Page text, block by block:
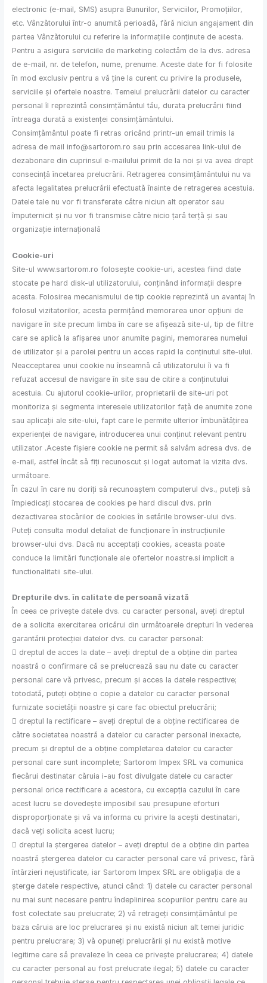
electronic (e-mail, SMS) asupra Bunurilor, Serviciilor, Promoțiilor,
etc. Vânzătorului într-o anumită perioadă, fără niciun angajament din
partea Vânzătorului cu referire la informațiile conținute de acesta.
Pentru a asigura serviciile de marketing colectăm de la dvs. adresa
de e-mail, nr. de telefon, nume, prenume. Aceste date for fi folosite
în mod exclusiv pentru a vă ține la curent cu privire la produsele,
serviciile și ofertele noastre. Temeiul prelucrării datelor cu caracter
personal îl reprezintă consimțământul tău, durata prelucrării fiind
întreaga durată a existenței consimțământului.
Consimțământul poate fi retras oricând printr-un email trimis la
adresa de mail info@sartorom.ro sau prin accesarea link-ului de
dezabonare din cuprinsul e-mailului primit de la noi și va avea drept
consecință încetarea prelucrării. Retragerea consimțământului nu va
afecta legalitatea prelucrării efectuată înainte de retragerea acestuia.
Datele tale nu vor fi transferate către niciun alt operator sau
împuternicit și nu vor fi transmise către nicio țară terță și sau
organizație internațională
Cookie-uri
Site-ul www.sartorom.ro folosește cookie-uri, acestea fiind date
stocate pe hard disk-ul utilizatorului, conținând informații despre
acesta. Folosirea mecanismului de tip cookie reprezintă un avantaj în
folosul vizitatorilor, acesta permițând memorarea unor opțiuni de
navigare în site precum limba în care se afișează site-ul, tip de filtre
care se aplică la afișarea unor anumite pagini, memorarea numelui
de utilizator şi a parolei pentru un acces rapid la conținutul site-ului.
Neacceptarea unui cookie nu înseamnă că utilizatorului îi va fi
refuzat accesul de navigare în site sau de citire a conținutului
acestuia. Cu ajutorul cookie-urilor, proprietarii de site-uri pot
monitoriza și segmenta interesele utilizatorilor față de anumite zone
sau aplicații ale site-ului, fapt care le permite ulterior îmbunătățirea
experienței de navigare, introducerea unui conținut relevant pentru
utilizator .Aceste fișiere cookie ne permit să salvăm adresa dvs. de
e-mail, astfel încât să fiți recunoscut și logat automat la vizita dvs.
următoare.
În cazul în care nu doriți să recunoaștem computerul dvs., puteți să
împiedicați stocarea de cookies pe hard discul dvs. prin
dezactivarea stocărilor de cookies în setările browser-ului dvs.
Puteți consulta modul detaliat de funcționare în instrucțiunile
browser-ului dvs. Dacă nu acceptați cookies, aceasta poate
conduce la limitări funcționale ale ofertelor noastre.si implicit a
functionalitatii site-ului.
Drepturile dvs. în calitate de persoană vizată
În ceea ce privește datele dvs. cu caracter personal, aveți dreptul
de a solicita exercitarea oricărui din următoarele drepturi în vederea
garantării protecției datelor dvs. cu caracter personal:
 dreptul de acces la date – aveți dreptul de a obține din partea
noastră o confirmare că se prelucrează sau nu date cu caracter
personal care vă privesc, precum și acces la datele respective;
totodată, puteți obține o copie a datelor cu caracter personal
furnizate societății noastre și care fac obiectul prelucrării;
 dreptul la rectificare – aveți dreptul de a obține rectificarea de
către societatea noastră a datelor cu caracter personal inexacte,
precum și dreptul de a obține completarea datelor cu caracter
personal care sunt incomplete; Sartorom Impex SRL va comunica
fiecărui destinatar căruia i-au fost divulgate datele cu caracter
personal orice rectificare a acestora, cu excepția cazului în care
acest lucru se dovedește imposibil sau presupune eforturi
disproporționate și vă va informa cu privire la acești destinatari,
dacă veți solicita acest lucru;
 dreptul la ștergerea datelor – aveți dreptul de a obține din partea
noastră ștergerea datelor cu caracter personal care vă privesc, fără
întârzieri nejustificate, iar Sartorom Impex SRL are obligația de a
șterge datele respective, atunci când: 1) datele cu caracter personal
nu mai sunt necesare pentru îndeplinirea scopurilor pentru care au
fost colectate sau prelucrate; 2) vă retrageți consimțământul pe
baza căruia are loc prelucrarea și nu există niciun alt temei juridic
pentru prelucrare; 3) vă opuneți prelucrării și nu există motive
legitime care să prevaleze în ceea ce privește prelucrarea; 4) datele
cu caracter personal au fost prelucrate ilegal; 5) datele cu caracter